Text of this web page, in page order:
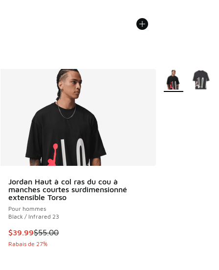
Jordan Haut à col ras du cou à
manches courtes surdimensionné
extensible Torso
Pour hommes
Black / Infrared 23
Cet article est en solde. Le prix est passé de $55.00 à
$39.99$55.00
Rabais de 27%
Plus de couleurs